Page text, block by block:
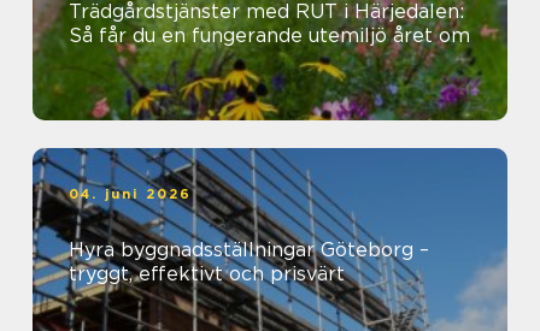
Trädgårdstjänster med RUT i Härjedalen:
Så får du en fungerande utemiljö året om
04. juni 2026
Hyra byggnadsställningar Göteborg –
tryggt, effektivt och prisvärt